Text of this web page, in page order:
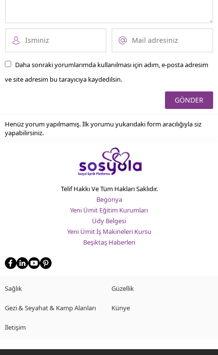
Daha sonraki yorumlarımda kullanılması için adım, e-posta adresim
ve site adresim bu tarayıcıya kaydedilsin.
Henüz yorum yapılmamış. İlk yorumu yukarıdaki form aracılığıyla siz
yapabilirsiniz.
Telif Hakkı Ve Tüm Hakları Saklıdır.
Begonya
Yeni Ümit Eğitim Kurumları
Üdy Belgesi
Yeni Ümit İş Makineleri Kursu
Beşiktaş Haberleri
Sağlık Güzellik
Gezi & Seyahat & Kamp Alanları Künye
İletişim